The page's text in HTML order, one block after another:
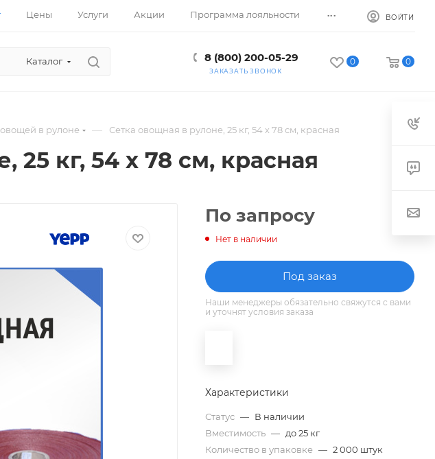
Цены Услуги Акции Программа лояльности ... ВОЙТИ
Каталог 8 (800) 200-05-29
ЗАКАЗАТЬ ЗВОНОК
0 0
в рулоне — Сетка овощная в рулоне, 25 кг, 54 х 78 см, красная
25 кг, 54 х 78 см, красная
По запросу
Нет в наличии
Под заказ
Наши менеджеры обязательно свяжутся с вами
и уточнят условия заказа
Характеристики
Статус — В наличии
Вместимость — до 25 кг
Количество в упаковке — 2 000 штук